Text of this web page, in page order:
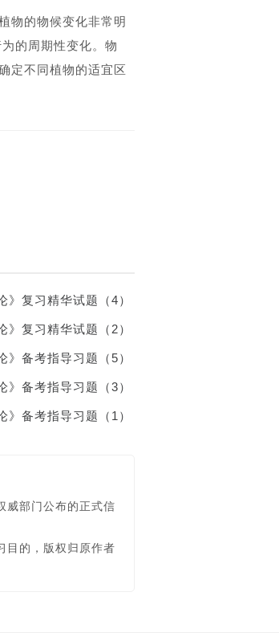
物的物候变化非常明
的周期性变化。物
定不同植物的适宜区
》复习精华试题（4）
》复习精华试题（2）
》备考指导习题（5）
》备考指导习题（3）
》备考指导习题（1）
威部门公布的正式信
目的，版权归原作者